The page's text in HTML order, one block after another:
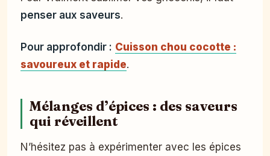
penser aux saveurs.
Pour approfondir : Cuisson chou cocotte :
savoureux et rapide.
Mélanges d’épices : des saveurs
qui réveillent
N’hésitez pas à expérimenter avec les épices